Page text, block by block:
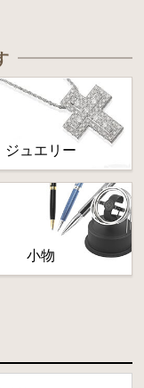
ジュエリー
小物